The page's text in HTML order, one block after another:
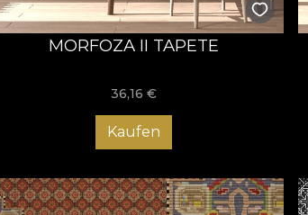
MORFOZA II TAPETE
36,16 €
Kaufen